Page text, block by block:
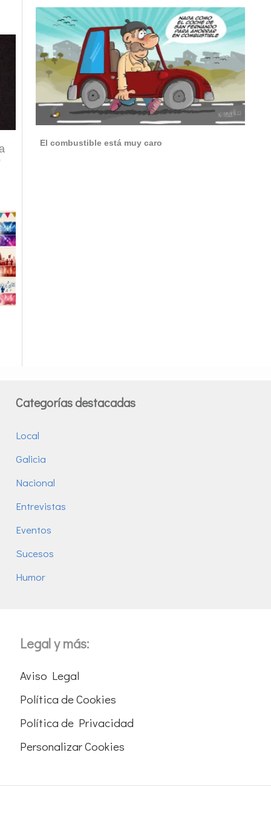
El combustible está muy caro
Categorías destacadas
Local
Galicia
Nacional
Entrevistas
Eventos
Sucesos
Humor
Legal y más:
Aviso Legal
Política de Cookies
Política de Privacidad
Personalizar Cookies